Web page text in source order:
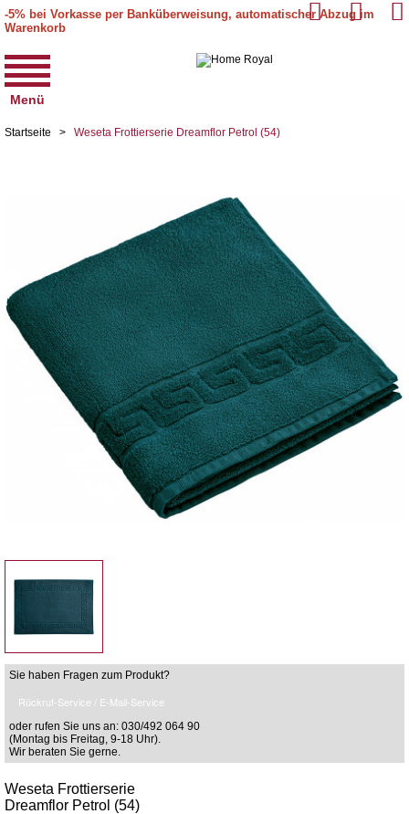
-5% bei Vorkasse per Banküberweisung, automatischer Abzug im
Warenkorb
Menü
Startseite > Weseta Frottierserie Dreamflor Petrol (54)
Sie haben Fragen zum Produkt?
Rückruf-Service / E-Mail-Service
oder rufen Sie uns an: 030/492 064 90
(Montag bis Freitag, 9-18 Uhr).
Wir beraten Sie gerne.
Weseta Frottierserie
Dreamflor Petrol (54)